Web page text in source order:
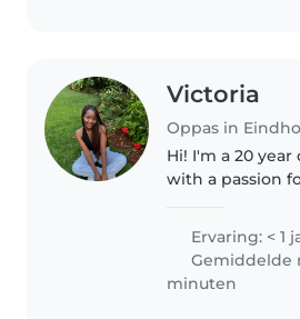
Victoria
Oppas in
Hi! I'm a 20
with a passion
with kids who
needs yet but I
Ervaring: < 1
Gemiddelde
minuten